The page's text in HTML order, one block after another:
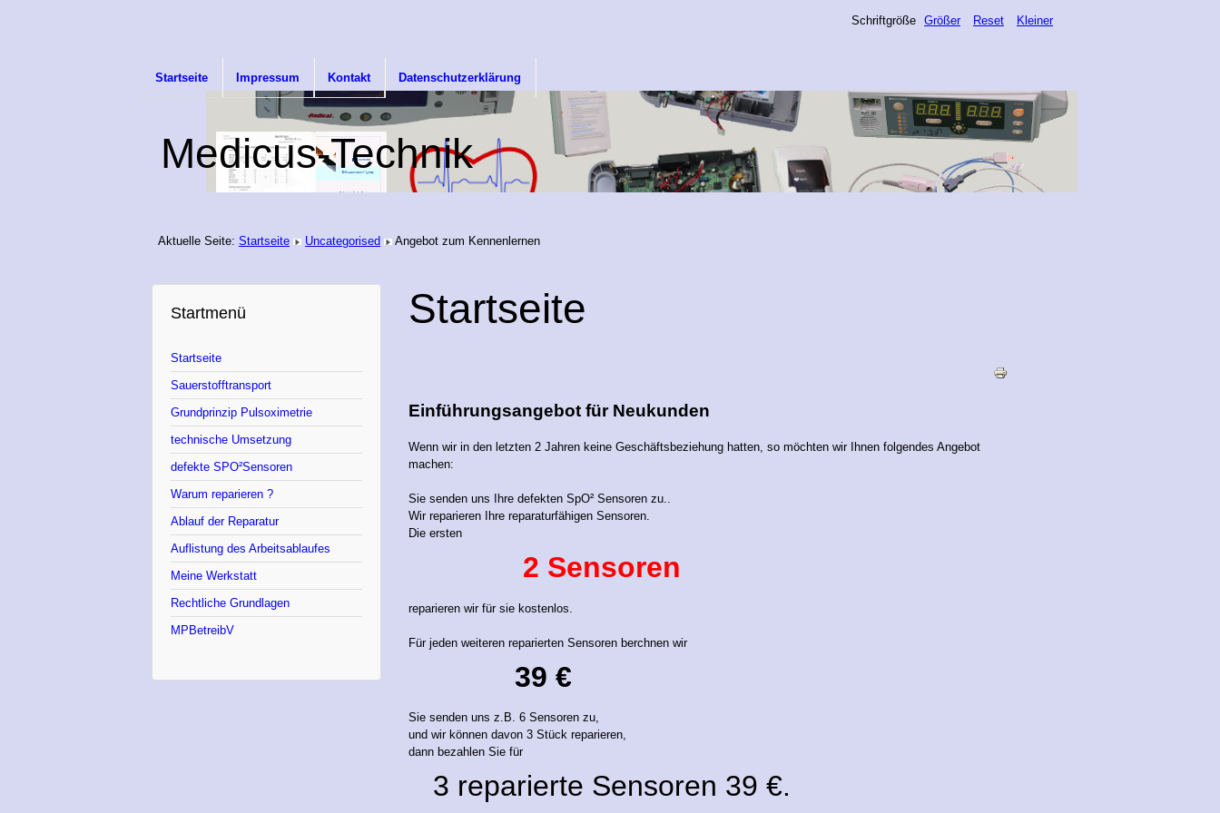
Medicus-Technik
Startseite Impressum Kontakt Datenschutzerklärung
Schriftgröße Größer Reset Kleiner
Aktuelle Seite: Startseite Uncategorised Angebot zum Kennenlernen
Startmenü
Startseite
Sauerstofftransport
Grundprinzip Pulsoximetrie
technische Umsetzung
defekte SPO²Sensoren
Warum reparieren ?
Ablauf der Reparatur
Auflistung des Arbeitsablaufes
Meine Werkstatt
Rechtliche Grundlagen
MPBetreibV
Startseite
Einführungsangebot für Neukunden
Wenn wir in den letzten 2 Jahren keine Geschäftsbeziehung hatten, so möchten wir Ihnen folgendes Angebot
machen:
Sie senden uns Ihre defekten SpO² Sensoren zu..
Wir reparieren Ihre reparaturfähigen Sensoren.
Die ersten
2 Sensoren
reparieren wir für sie kostenlos.
Für jeden weiteren reparierten Sensoren berchnen wir
39 €
Sie senden uns z.B. 6 Sensoren zu,
und wir können davon3 Stück reparieren,
dann bezahlen Sie für
3 reparierte Sensoren 39 €.